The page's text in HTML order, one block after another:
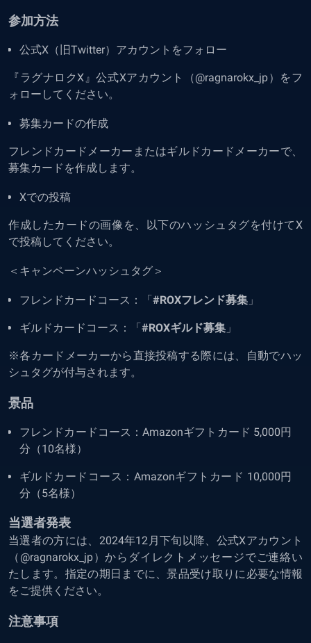
参加方法
公式X（旧Twitter）アカウントをフォロー
『ラグナロクX』公式Xアカウント（@ragnarokx_jp）をフ
ォローしてください。
募集カードの作成
フレンドカードメーカーまたはギルドカードメーカーで、
募集カードを作成します。
Xでの投稿
作成したカードの画像を、以下のハッシュタグを付けてX
で投稿してください。
＜キャンペーンハッシュタグ＞
フレンドカードコース：「#ROXフレンド募集 」
ギルドカードコース：「#ROXギルド募集 」
※各カードメーカーから直接投稿する際には、自動でハッ
シュタグが付与されます。
景品
フレンドカードコース：Amazonギフトカード 5,000円
分（10名様）
ギルドカードコース：Amazonギフトカード 10,000円
分（5名様）
当選者発表
当選者の方には、2024年12月下旬以降、公式Xアカウント
（@ragnarokx_jp）からダイレクトメッセージでご連絡い
たします。指定の期日までに、景品受け取りに必要な情報
をご提供ください。
注意事項